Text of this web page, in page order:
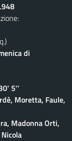
di
5''
Moretta, Faule,
Madonna Orti,